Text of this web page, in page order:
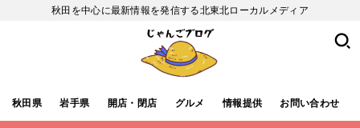
秋田を中心に最新情報を発信する北東北ローカルメディア
秋田県 岩手県 開店・閉店 グルメ 情報提供 お問い合わせ